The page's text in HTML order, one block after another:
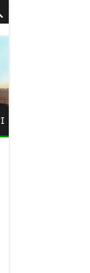
lucchese Beatrice